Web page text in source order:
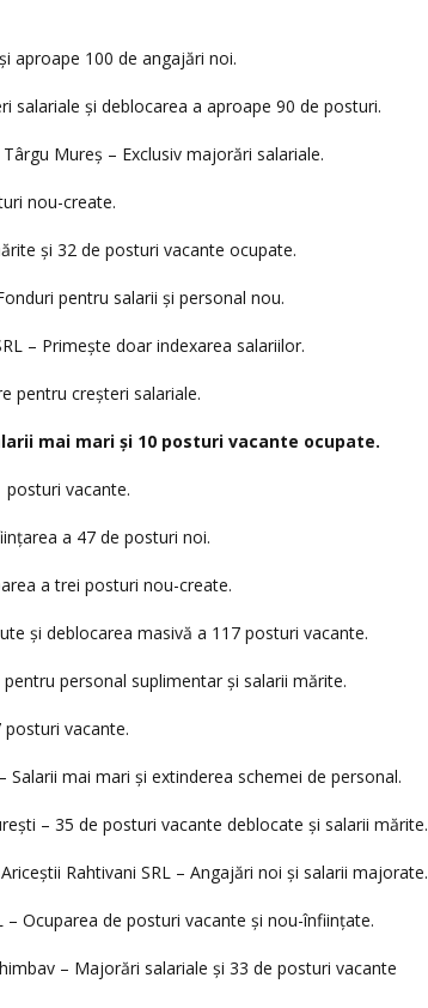
aproape 100 de angajări noi.
salariale și deblocarea a aproape 90 de posturi.
Mureș – Exclusiv majorări salariale.
nou-create.
și 32 de posturi vacante ocupate.
pentru salarii și personal nou.
– Primește doar indexarea salariilor.
pentru creșteri salariale.
mai mari și 10 posturi vacante ocupate.
posturi vacante.
a 47 de posturi noi.
a trei posturi nou-create.
și deblocarea masivă a 117 posturi vacante.
personal suplimentar și salarii mărite.
posturi vacante.
Salarii mai mari și extinderea schemei de personal.
– 35 de posturi vacante deblocate și salarii mărite.
Rahtivani SRL – Angajări noi și salarii majorate.
– Ocuparea de posturi vacante și nou-înființate.
– Majorări salariale și 33 de posturi vacante